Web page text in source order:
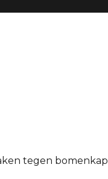
tegen bomenkap